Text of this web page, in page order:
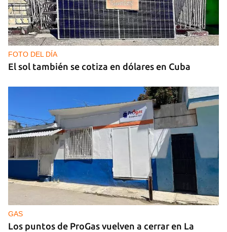
CUBA Y LA NOCHE
¿Para qué sirve la distopía?
FOTO DEL DÍA
El sol también se cotiza en dólares en Cuba
GAS
Los puntos de ProGas vuelven a cerrar en La